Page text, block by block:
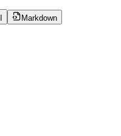
Markdown